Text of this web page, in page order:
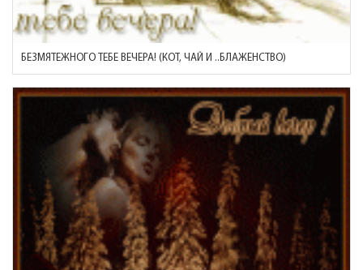
БЕЗМЯТЕЖНОГО ТЕБЕ ВЕЧЕРА! (КОТ, ЧАЙ И ..БЛАЖЕНСТВО)